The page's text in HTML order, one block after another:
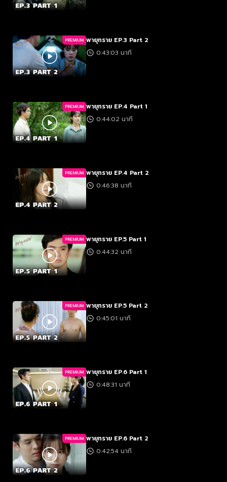
PREMIUM พายุทราย EP.3 Part 2
0:43:03 นาที
PREMIUM พายุทราย EP.4 Part 1
0:44:02 นาที
PREMIUM พายุทราย EP.4 Part 2
0:46:38 นาที
PREMIUM พายุทราย EP.5 Part 1
0:44:32 นาที
PREMIUM พายุทราย EP.5 Part 2
0:45:01 นาที
PREMIUM พายุทราย EP.6 Part 1
0:48:31 นาที
PREMIUM พายุทราย EP.6 Part 2
0:42:54 นาที